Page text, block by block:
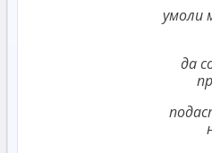
умоли
да